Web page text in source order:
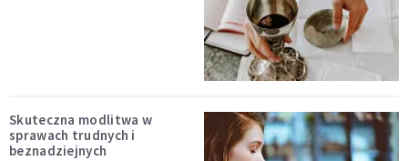
Skuteczna modlitwa w
sprawach trudnych i
beznadziejnych